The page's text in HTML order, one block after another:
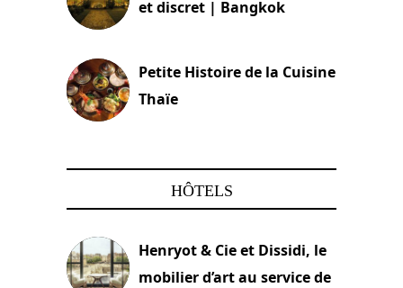
et discret | Bangkok
Petite Histoire de la Cuisine
Thaïe
HÔTELS
Henryot & Cie et Dissidi, le
mobilier d’art au service de